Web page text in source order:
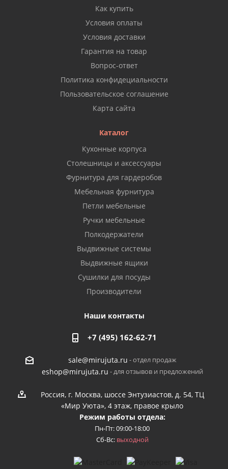
Как купить
Условия оплаты
Условия доставки
Гарантия на товар
Вопрос-ответ
Политика конфидециальности
Пользовательское соглашение
Карта сайта
Каталог
Кухонные корпуса
Столешницы и аксессуары
Фурнитура для гардеробов
Мебельная фурнитура
Петли мебельные
Ручки мебельные
Полкодержатели
Выдвижные системы
Выдвижные ящики
Сушилки для посуды
Производители
Наши контакты
+7 (495) 162-62-71
sale@mirujuta.ru - отдел продаж
eshop@mirujuta.ru - для отзывов и предложений
Россия, г. Москва, шоссе Энтузиастов, д. 54, ТЦ
«Мир Уюта», 4 этаж, правое крыло
Режим работы отдела:
Пн-Пт: 09:00-18:00
Сб-Вс: выходной